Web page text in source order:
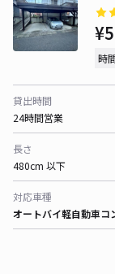
時
貸出時間
24時間営業
長さ
480cm 以下
対応車種
オートバイ軽自動車コ